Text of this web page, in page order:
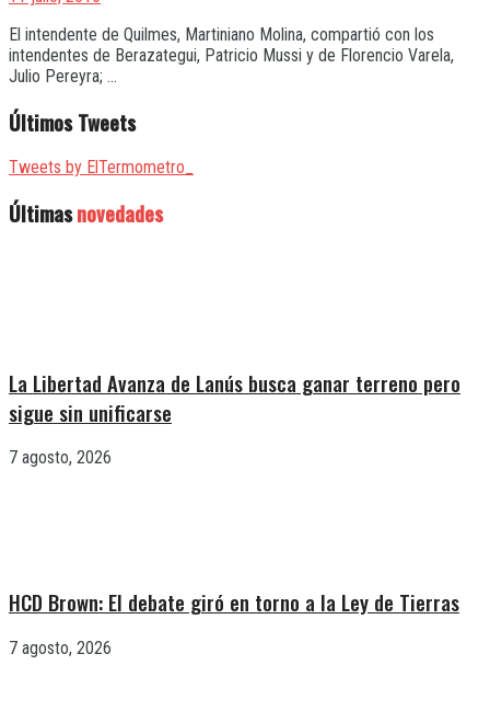
El intendente de Quilmes, Martiniano Molina, compartió con los
intendentes de Berazategui, Patricio Mussi y de Florencio Varela,
Julio Pereyra; ...
Últimos Tweets
Tweets by ElTermometro_
Últimasnovedades
La Libertad Avanza de Lanús busca ganar terreno pero
sigue sin unificarse
7 agosto, 2026
HCD Brown: El debate giró en torno a la Ley de Tierras
7 agosto, 2026